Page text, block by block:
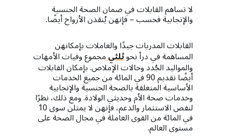
لا تساهم القابلات في ضمان الصحة الجنسية
والإنجابية فحسب – فإنهن يُنقذن الأرواح أيضًا.
القابلات المدربات جيدًا والعاملات بإمكانهن
المساهمة في درأ نحوثلثيمجموع وفيات الأمهات
والمواليد الجُدد وحالات الإملاص. بإمكان القابلات
أيضًا تقديم 90 في المائة من جميع الخدمات
الأساسية المتعلقة بالصحة الجنسية والإنجابية
وخدمات صحة الأم وحديثي الولادة. ومع ذلك، نظرًا
لنقص الاستثمار والدعم، فإنهن لا يمثلن سوى 10
في المائة من القوى العاملة في مجال الصحة على
مستوى العالم.